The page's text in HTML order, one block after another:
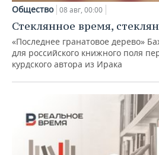
Общество 08 авг, 00:00
Стеклянное время,
«Последнее гранатовое дерево»
для российского книжного поля
курдского автора из Ирака